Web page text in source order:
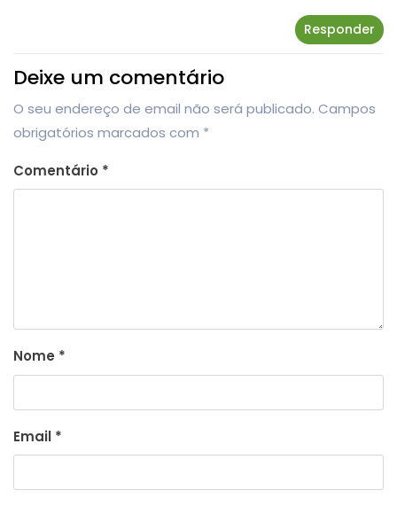
Responder
Deixe um comentário
O seu endereço de email não será publicado. Campos
obrigatórios marcados com *
Comentário *
Nome *
Email *